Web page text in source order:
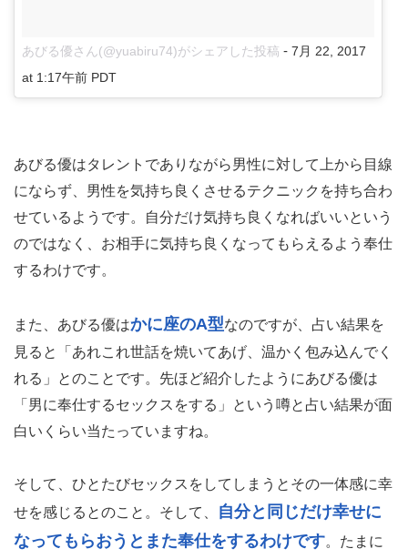
あびる優さん(@yuabiru74)がシェアした投稿 - 7月 22, 2017
at 1:17午前 PDT
あびる優はタレントでありながら男性に対して上から目線
にならず、男性を気持ち良くさせるテクニックを持ち合わ
せているようです。自分だけ気持ち良くなればいいという
のではなく、お相手に気持ち良くなってもらえるよう奉仕
するわけです。
また、あびる優はかに座のA型なのですが、占い結果を
見ると「あれこれ世話を焼いてあげ、温かく包み込んでく
れる」とのことです。先ほど紹介したようにあびる優は
「男に奉仕するセックスをする」という噂と占い結果が面
白いくらい当たっていますね。
そして、ひとたびセックスをしてしまうとその一体感に幸
せを感じるとのこと。そして、
自分と同じだけ幸せに
なってもらおうとまた奉仕をするわけです。たまに